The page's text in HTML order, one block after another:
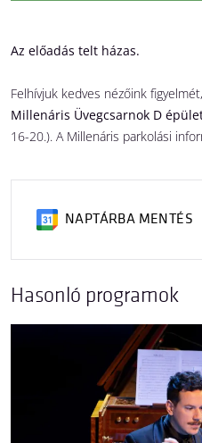
Az előadás telt házas.
Felhívjuk kedves nézőink
Millenáris Üvegcsarnok D
16-20.). A Millenáris parkolási
NAPTÁRBA MENTÉS
Hasonló programok